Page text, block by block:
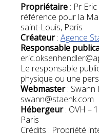
Propriétaire : Pr
référence pour la
saint-Louis, Paris
Créateur: Agence
Responsable
Le responsable
physique ou une
Webmaster: Swann
swann@staenk.com
Hébergeur: OVH –
Paris
Crédits : Propriété